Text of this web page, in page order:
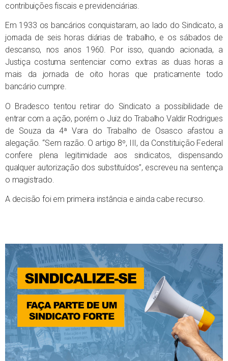
contribuições fiscais e previdenciárias.
Em 1933 os bancários conquistaram, ao lado do Sindicato, a
jornada de seis horas diárias de trabalho, e os sábados de
descanso, nos anos 1960. Por isso, quando acionada, a
Justiça costuma sentenciar como extras as duas horas a
mais da jornada de oito horas que praticamente todo
bancário cumpre.
O Bradesco tentou retirar do Sindicato a possibilidade de
entrar com a ação, porém o Juiz do Trabalho Valdir Rodrigues
de Souza da 4ª Vara do Trabalho de Osasco afastou a
alegação. “Sem razão. O artigo 8º, III, da Constituição Federal
confere plena legitimidade aos sindicatos, dispensando
qualquer autorização dos substituídos”, escreveu na sentença
o magistrado.
A decisão foi em primeira instância e ainda cabe recurso.